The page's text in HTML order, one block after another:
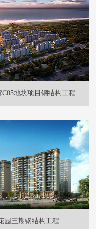
C05地块项目钢结构工程
园三期钢结构工程